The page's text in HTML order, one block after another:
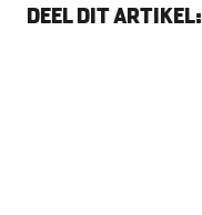
DEEL DIT ARTIKEL: